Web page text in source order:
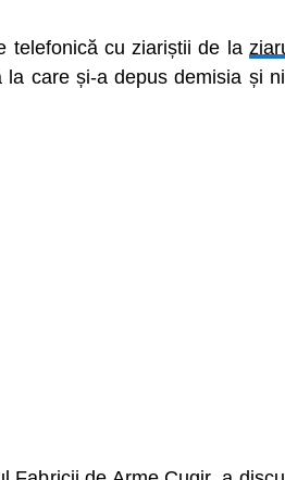
telefonică cu ziariștii de la
care și-a depus demisia și